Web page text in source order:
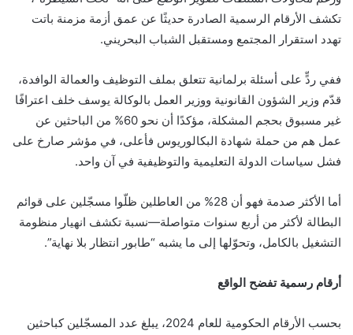
تكشف الأرقام الرسمية الصادرة حديثًا عن عمق أزمة مزمنة باتت
تهدد استقرار المجتمع ومستقبل الشباب البحريني.
ففي ردٍّ على أسئلة برلمانية تتعلق بملف التوظيف والعمالة الوافدة،
قدّم وزير الشؤون القانونية ووزير العمل بالوكالة يوسف خلف اعترافًا
غير مسبوق بحجم المشكلة، مؤكدًا أن نحو 60% من الباحثين عن
عمل هم من حملة شهادة البكالوريوس فأعلى، في مؤشر صارخ على
فشل سياسات الدولة التعليمية والتوظيفية في آن واحد.
أما الأكثر صدمة فهو أن 28% من العاطلين ظلّوا مسجّلين على قوائم
البطالة لأكثر من أربع سنوات متواصلة—نسبة تكشف انهيار منظومة
التشغيل بالكامل، وتحوّلها إلى ما يشبه “طابور انتظار بلا نهاية”.
أرقام رسمية تفضح الواقع
بحسب الأرقام الحكومية للعام 2024، يبلغ عدد المسجّلين كباحثين